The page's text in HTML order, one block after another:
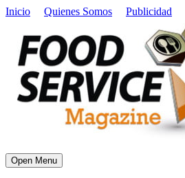
Inicio Quienes Somos Publicidad
Open Menu